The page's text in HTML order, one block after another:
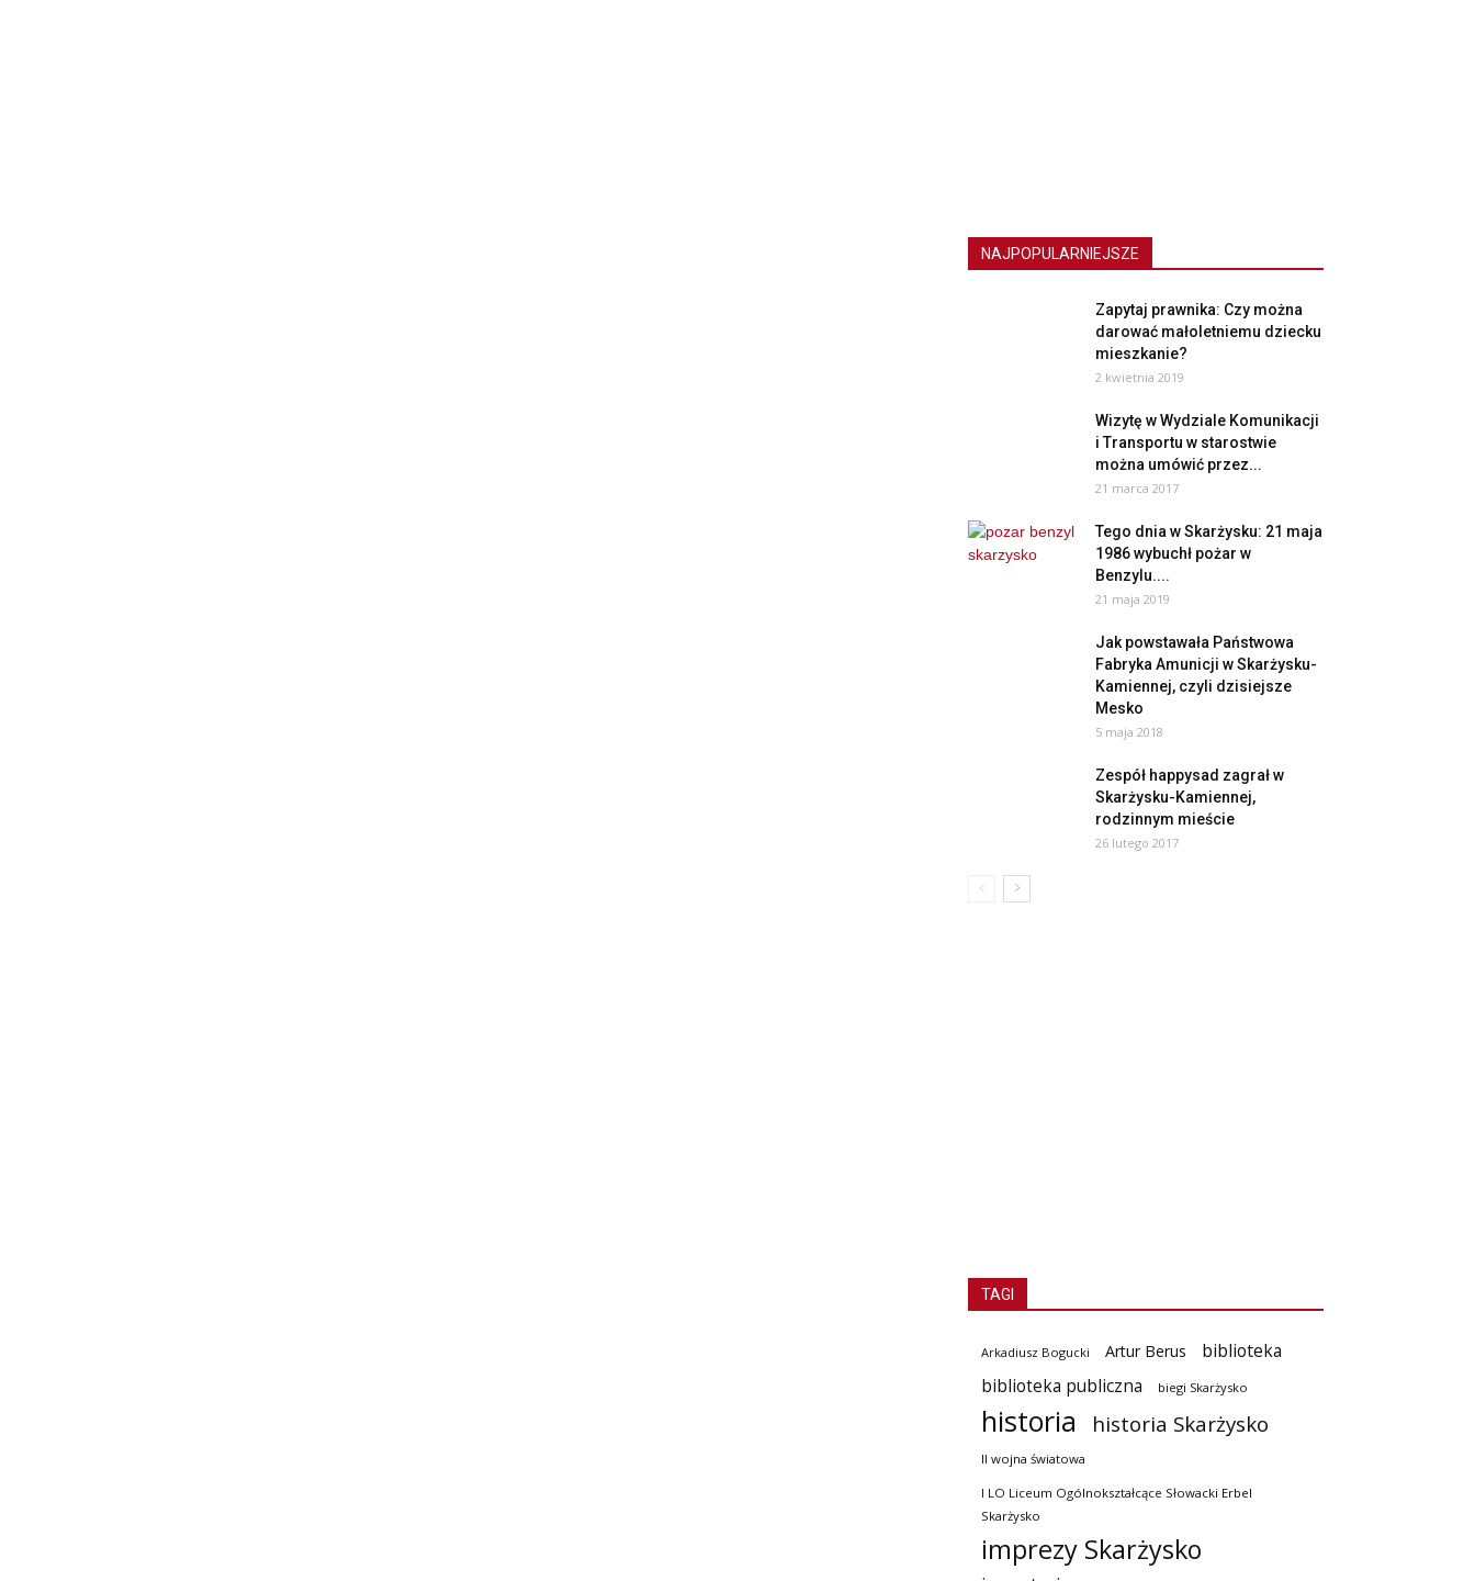
NAJPOPULARNIEJSZE
Zapytaj prawnika: Czy można
darować małoletniemu dziecku
mieszkanie?
2 kwietnia 2019
Wizytę w Wydziale Komunikacji
i Transportu w starostwie
można umówić przez...
21 marca 2017
Tego dnia w Skarżysku: 21 maja
1986 wybuchł pożar w
Benzylu....
21 maja 2019
Jak powstawała Państwowa
Fabryka Amunicji w Skarżysku-
Kamiennej, czyli dzisiejsze
Mesko
5 maja 2018
Zespół happysad zagrał w
Skarżysku-Kamiennej,
rodzinnym mieście
26 lutego 2017
TAGI
Arkadiusz Bogucki Artur Berus
biblioteka
biblioteka publiczna
biegi Skarżysko
historia historia Skarżysko
II wojna światowa
I LO Liceum Ogólnokształcące Słowacki Erbel
Skarżysko
imprezy Skarżysko